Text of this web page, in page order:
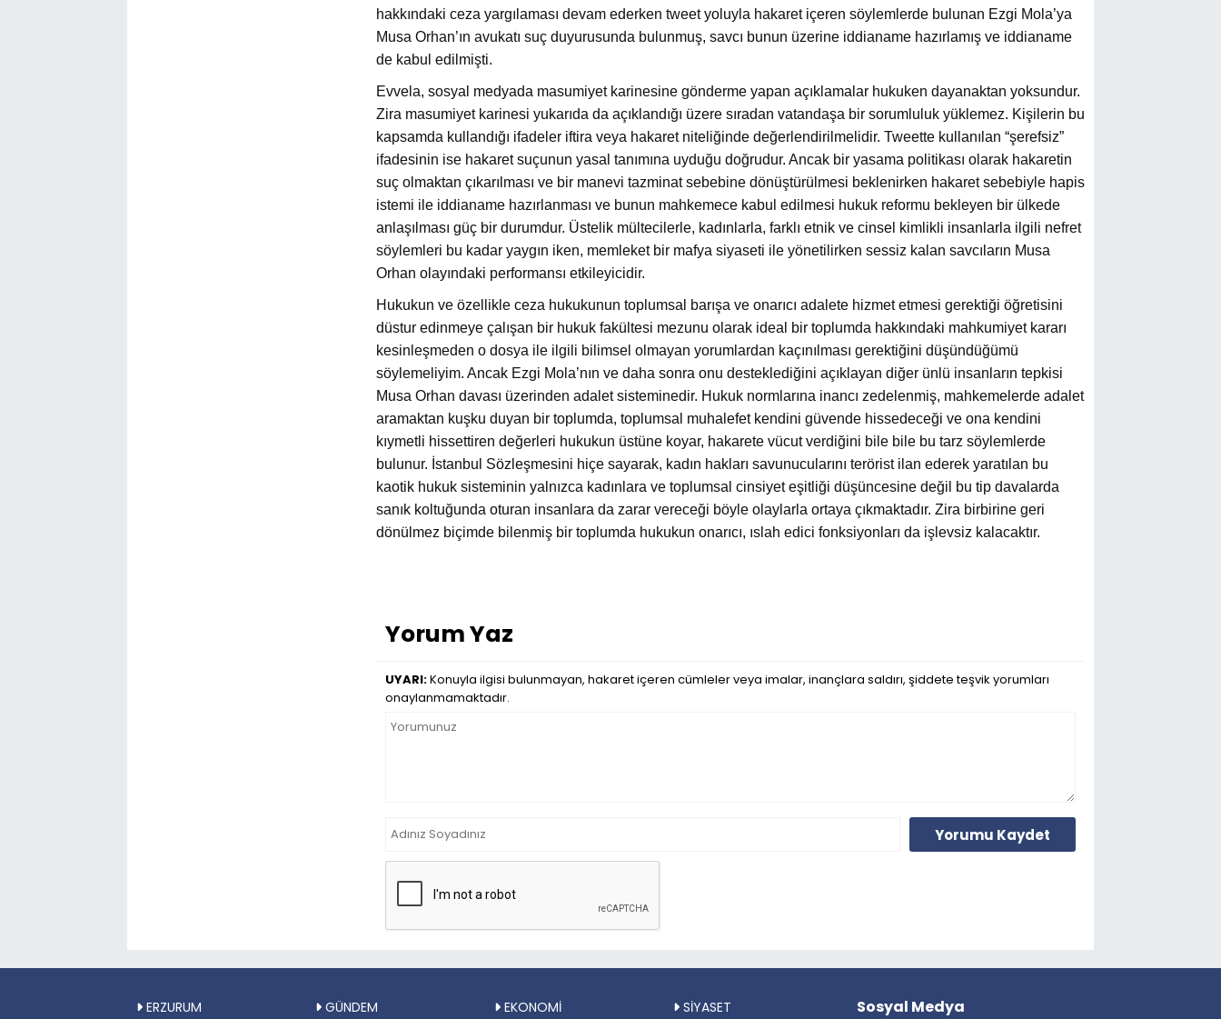
hakkındaki ceza yargılaması devam ederken tweet yoluyla hakaret içeren söylemlerde bulunan Ezgi Mola’ya
Musa Orhan’ın avukatı suç duyurusunda bulunmuş, savcı bunun üzerine iddianame hazırlamış ve iddianame
de kabul edilmişti.
Evvela, sosyal medyada masumiyet karinesine gönderme yapan açıklamalar hukuken dayanaktan yoksundur.
Zira masumiyet karinesi yukarıda da açıklandığı üzere sıradan vatandaşa bir sorumluluk yüklemez. Kişilerin bu
kapsamda kullandığı ifadeler iftira veya hakaret niteliğinde değerlendirilmelidir. Tweette kullanılan “şerefsiz”
ifadesinin ise hakaret suçunun yasal tanımına uyduğu doğrudur. Ancak bir yasama politikası olarak hakaretin
suç olmaktan çıkarılması ve bir manevi tazminat sebebine dönüştürülmesi beklenirken hakaret sebebiyle hapis
istemi ile iddianame hazırlanması ve bunun mahkemece kabul edilmesi hukuk reformu bekleyen bir ülkede
anlaşılması güç bir durumdur. Üstelik mültecilerle, kadınlarla, farklı etnik ve cinsel kimlikli insanlarla ilgili nefret
söylemleri bu kadar yaygın iken, memleket bir mafya siyaseti ile yönetilirken sessiz kalan savcıların Musa
Orhan olayındaki performansı etkileyicidir.
Hukukun ve özellikle ceza hukukunun toplumsal barışa ve onarıcı adalete hizmet etmesi gerektiği öğretisini
düstur edinmeye çalışan bir hukuk fakültesi mezunu olarak ideal bir toplumda hakkındaki mahkumiyet kararı
kesinleşmeden o dosya ile ilgili bilimsel olmayan yorumlardan kaçınılması gerektiğini düşündüğümü
söylemeliyim. Ancak Ezgi Mola’nın ve daha sonra onu desteklediğini açıklayan diğer ünlü insanların tepkisi
Musa Orhan davası üzerinden adalet sisteminedir. Hukuk normlarına inancı zedelenmiş, mahkemelerde adalet
aramaktan kuşku duyan bir toplumda, toplumsal muhalefet kendini güvende hissedeceği ve ona kendini
kıymetli hissettiren değerleri hukukun üstüne koyar, hakarete vücut verdiğini bile bile bu tarz söylemlerde
bulunur. İstanbul Sözleşmesini hiçe sayarak, kadın hakları savunucularını terörist ilan ederek yaratılan bu
kaotik hukuk sisteminin yalnızca kadınlara ve toplumsal cinsiyet eşitliği düşüncesine değil bu tip davalarda
sanık koltuğunda oturan insanlara da zarar vereceği böyle olaylarla ortaya çıkmaktadır. Zira birbirine geri
dönülmez biçimde bilenmiş bir toplumda hukukun onarıcı, ıslah edici fonksiyonları da işlevsiz kalacaktır.
Yorum Yaz
UYARI:Konuyla ilgisi bulunmayan, hakaret içeren cümleler veya imalar, inançlara saldırı, şiddete teşvik yorumları
onaylanmamaktadır.
Yorumu Kaydet
ERZURUM GÜNDEM EKONOMİ SİYASET Sosyal Medya